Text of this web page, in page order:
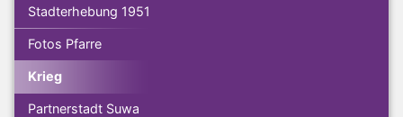
Stadterhebung 1951
Fotos Pfarre
Krieg
Partnerstadt Suwa